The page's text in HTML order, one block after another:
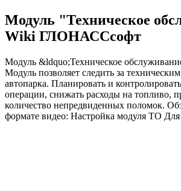
Модуль "Техническое
Wiki ГЛОНАССсофт
Модуль &ldquo;Техническое
Модуль позволяет следить за
автопарка. Планировать и
операции, снижать расходы на топливо,
количество непредвиденных поломок.
формате видео: Настройка модуля ТО Для